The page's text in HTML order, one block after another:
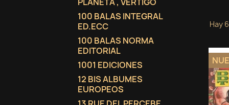
100 BALAS INTEGRAL
ED.ECC
100 BALAS NORMA
EDITORIAL
1001 EDICIONES
12 BIS ALBUMES
EUROPEOS
Hay